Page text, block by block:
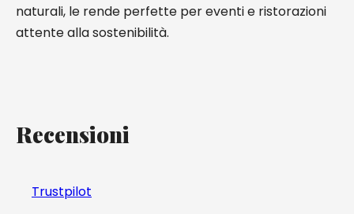
naturali, le rende perfette per eventi e ristorazioni
attente alla sostenibilità.
Recensioni
Trustpilot